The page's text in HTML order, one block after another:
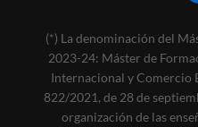
(*) La denominación del
2023-24: Máster de
Internacional y Comercio
822/2021, de 28 de
organización de las